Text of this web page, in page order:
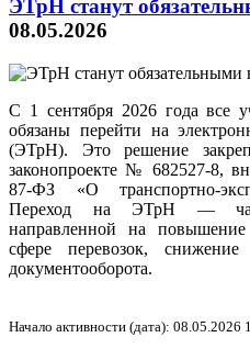
ЭТрН станут
08.05.2026
С 1 сентября 2026 года все
обязаны перейти на
(ЭТрН). Это решение
законопроекте № 682527-8,
87-ФЗ «О транспортно-
Переход на ЭТрН —
направленной на
сфере перевозок,
документооборота.
Начало активности (дата): 08.05.2026